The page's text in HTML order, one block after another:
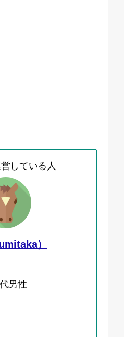
している人
）
代男性